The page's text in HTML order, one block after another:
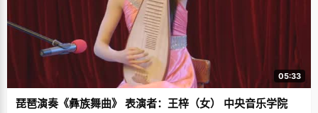
05:33
琵琶演奏《彝族舞曲》 表演者：王梓（女） 中央音乐学院